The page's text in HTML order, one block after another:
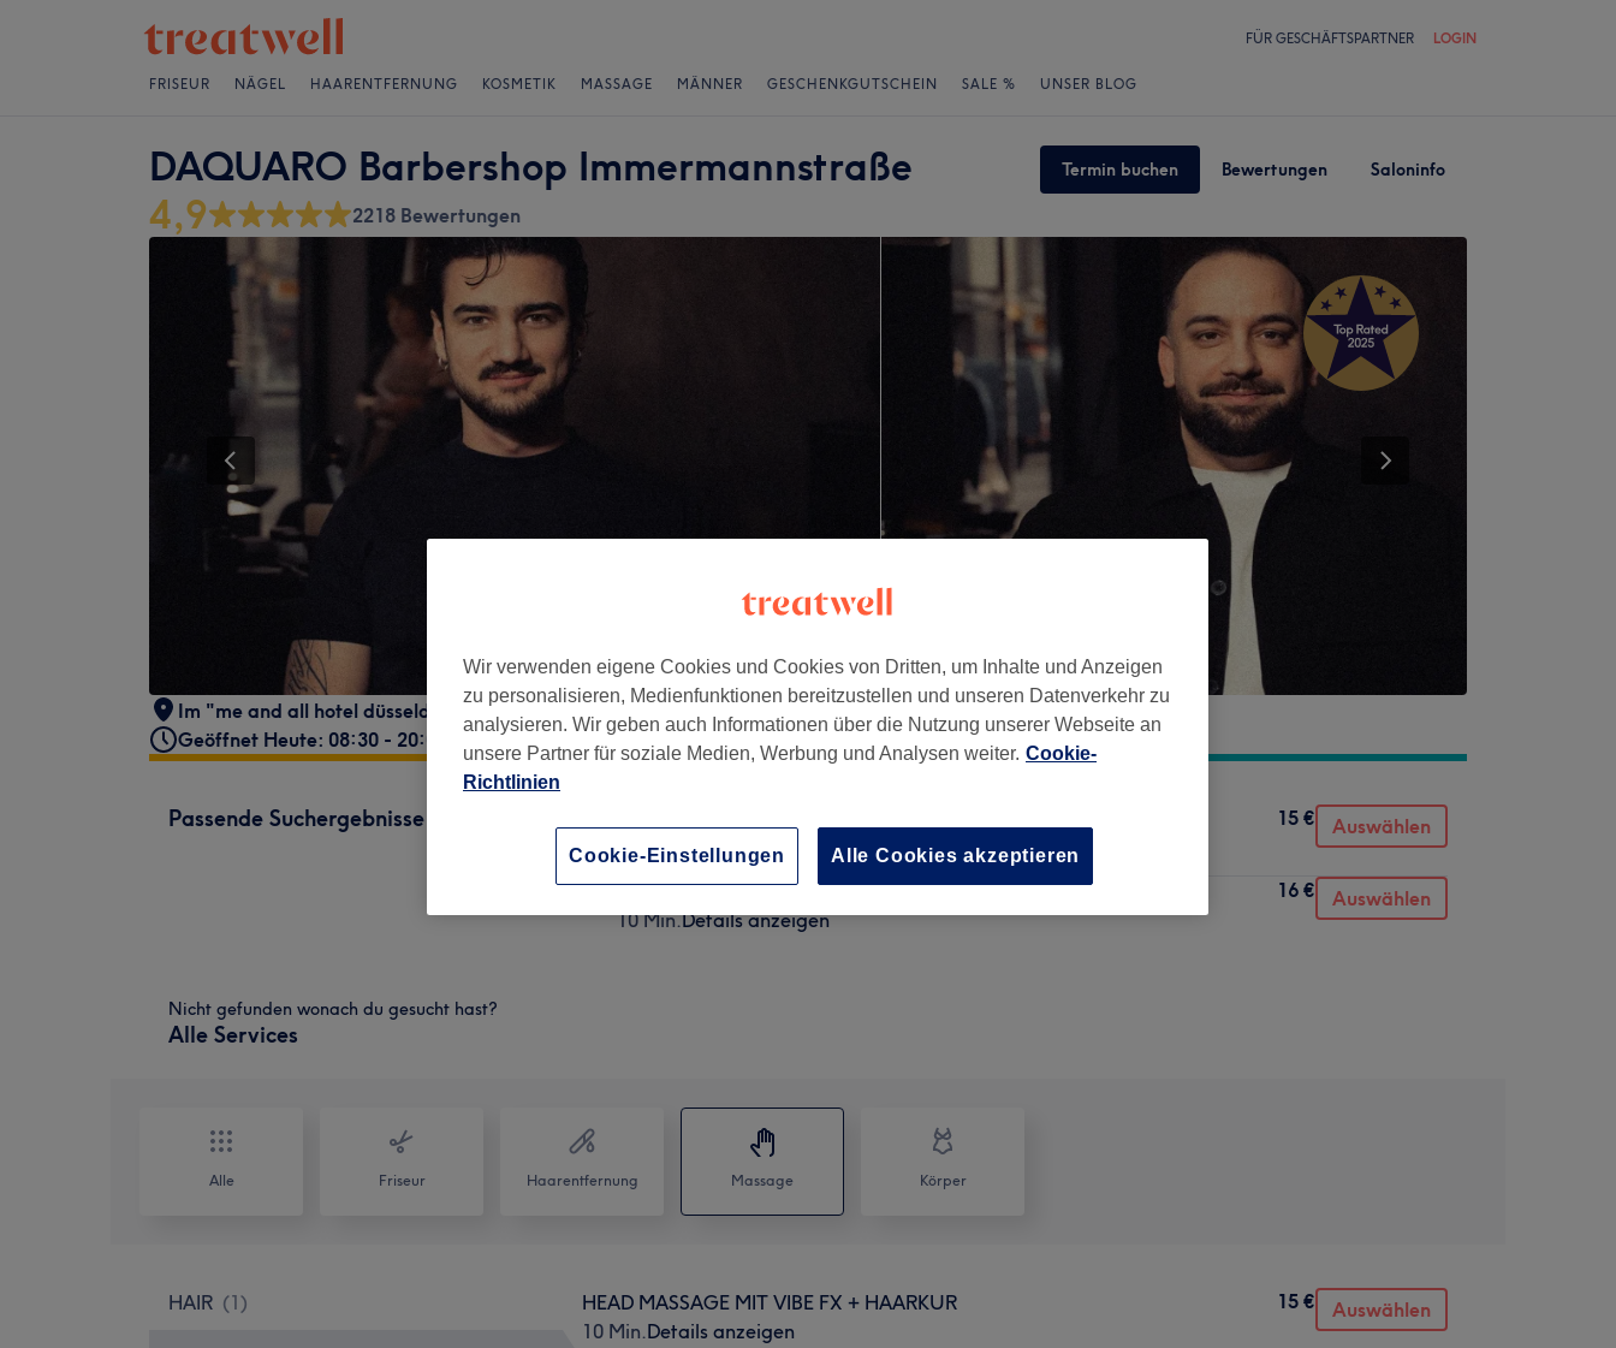
FÜR GESCHÄFTSPARTNER LOGIN
FRISEUR NÄGEL HAARENTFERNUNG KOSMETIK MASSAGE MÄNNER GESCHENKGUTSCHEIN SALE % UNSER BLOG
DAQUARO Barbershop Immermannstraße Termin buchen Bewertungen Saloninfo
4,9 2218 Bewertungen
Im "me and all hotel düsseldorf", Immermannstraße 23, Stadtbezirk 1, Düsseldorf , 40210
Geöffnet Heute: 08:30 - 20:00
Passende Suchergebnisse
10 Min.Details anzeigen
15 € Auswählen
HEAD MASSAGE + HAIR TREATMENT
10 Min.Details anzeigen
16 € Auswählen
Nicht gefunden wonach du gesucht hast?
Alle Services
Alle Friseur Haarentfernung Massage Körper
HAIR (1)
HEAD MASSAGE MIT VIBE FX + HAARKUR
10 Min.Details anzeigen
15 € Auswählen
Wir verwenden eigene Cookies und Cookies von Dritten, um Inhalte und Anzeigen
zu personalisieren, Medienfunktionen bereitzustellen und unseren Datenverkehr zu
analysieren. Wir geben auch Informationen über die Nutzung unserer Webseite an
unsere Partner für soziale Medien, Werbung und Analysen weiter. Cookie-
Richtlinien
Cookie-Einstellungen Alle Cookies akzeptieren